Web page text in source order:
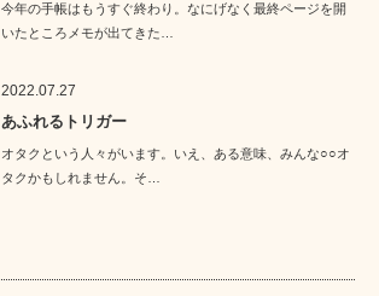
今年の手帳はもうすぐ終わり。なにげなく最終ページを開
いたところメモが出てきた…
2022.07.27
あふれるトリガー
オタクという人々がいます。いえ、ある意味、みんな○○オ
タクかもしれません。そ…